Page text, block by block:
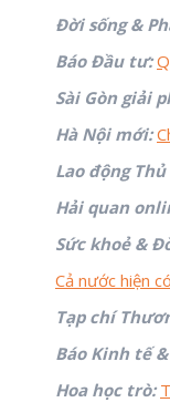
Đời sống &
Báo Đầu tư:
Sài Gòn giải
Hà Nội mới:
Lao động
Hải quan
Sức khoẻ &
Cả nước hiện
Tạp chí
Báo Kinh tế
Hoa học trò: